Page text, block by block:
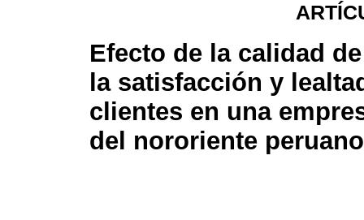
Efecto de la calidad
la satisfacción y
clientes en una
del nororiente peruano